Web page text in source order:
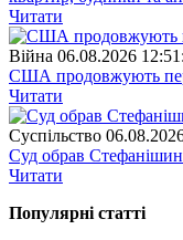
Читати
Війна 06.08.2026
США продовжують
Читати
Суспiльство
Суд обрав
Читати
Популярнi статтi